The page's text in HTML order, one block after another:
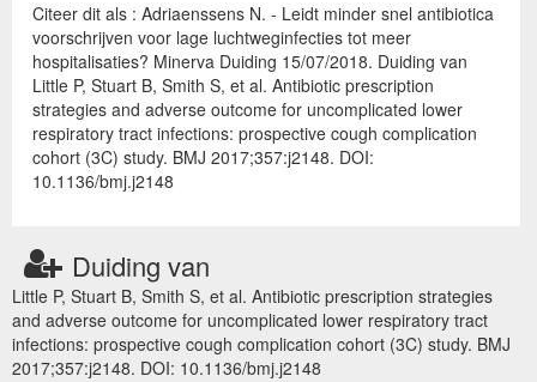
Citeer dit als : Adriaenssens N. - Leidt minder snel antibiotica
voorschrijven voor lage luchtweginfecties tot meer
hospitalisaties? Minerva Duiding 15/07/2018. Duiding van
Little P, Stuart B, Smith S, et al. Antibiotic prescription
strategies and adverse outcome for uncomplicated lower
respiratory tract infections: prospective cough complication
cohort (3C) study. BMJ 2017;357:j2148. DOI:
10.1136/bmj.j2148
Duiding van
Little P, Stuart B, Smith S, et al. Antibiotic prescription strategies
and adverse outcome for uncomplicated lower respiratory tract
infections: prospective cough complication cohort (3C) study. BMJ
2017;357:j2148. DOI: 10.1136/bmj.j2148